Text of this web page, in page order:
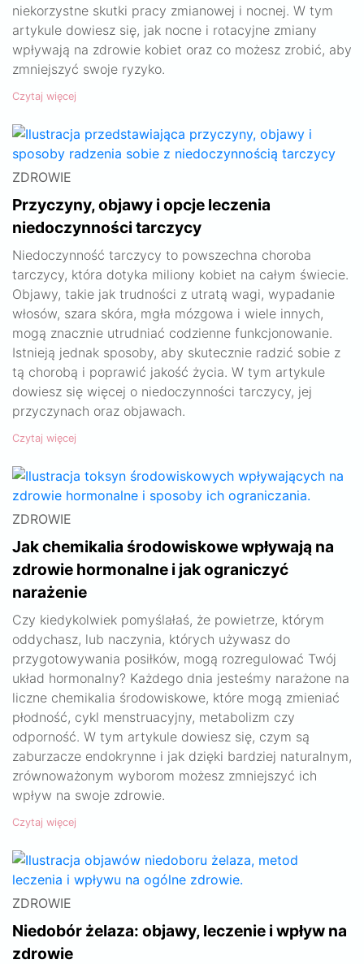
niekorzystne skutki pracy zmianowej i nocnej. W tym
artykule dowiesz się, jak nocne i rotacyjne zmiany
wpływają na zdrowie kobiet oraz co możesz zrobić, aby
zmniejszyć swoje ryzyko.
Czytaj więcej
ZDROWIE
Przyczyny, objawy i opcje leczenia
niedoczynności tarczycy
Niedoczynność tarczycy to powszechna choroba
tarczycy, która dotyka miliony kobiet na całym świecie.
Objawy, takie jak trudności z utratą wagi, wypadanie
włosów, szara skóra, mgła mózgowa i wiele innych,
mogą znacznie utrudniać codzienne funkcjonowanie.
Istnieją jednak sposoby, aby skutecznie radzić sobie z
tą chorobą i poprawić jakość życia. W tym artykule
dowiesz się więcej o niedoczynności tarczycy, jej
przyczynach oraz objawach.
Czytaj więcej
ZDROWIE
Jak chemikalia środowiskowe wpływają na
zdrowie hormonalne i jak ograniczyć
narażenie
Czy kiedykolwiek pomyślałaś, że powietrze, którym
oddychasz, lub naczynia, których używasz do
przygotowywania posiłków, mogą rozregulować Twój
układ hormonalny? Każdego dnia jesteśmy narażone na
liczne chemikalia środowiskowe, które mogą zmieniać
płodność, cykl menstruacyjny, metabolizm czy
odporność. W tym artykule dowiesz się, czym są
zaburzacze endokrynne i jak dzięki bardziej naturalnym,
zrównoważonym wyborom możesz zmniejszyć ich
wpływ na swoje zdrowie.
Czytaj więcej
ZDROWIE
Niedobór żelaza: objawy, leczenie i wpływ na
zdrowie